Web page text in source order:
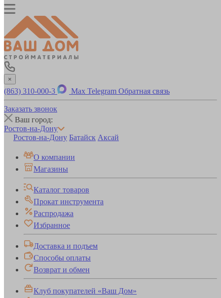
×
(863) 310-000-3 Max Telegram Обратная связь
Заказать звонок
Ваш город:
Ростов-на-Дону
Ростов-на-Дону Батайск Аксай
О компании
Магазины
Каталог товаров
Прокат инструмента
Распродажа
Избранное
Доставка и подъем
Способы оплаты
Возврат и обмен
Клуб покупателей «Ваш Дом»